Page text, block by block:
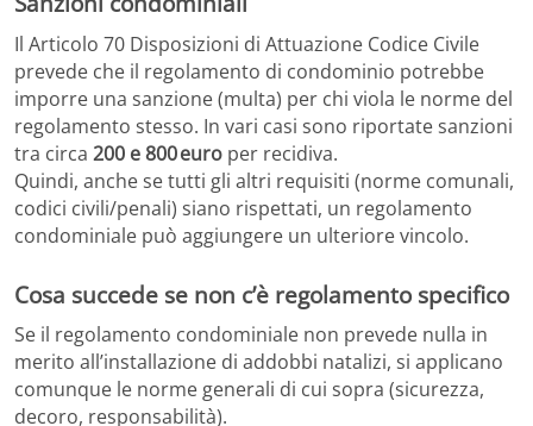
Il Articolo 70 Disposizioni di Attuazione Codice Civile
prevede che il regolamento di condominio potrebbe
imporre una sanzione (multa) per chi viola le norme del
regolamento stesso. In vari casi sono riportate sanzioni
tra circa 200 e 800 euro per recidiva.
Quindi, anche se tutti gli altri requisiti (norme comunali,
codici civili/penali) siano rispettati, un regolamento
condominiale può aggiungere un ulteriore vincolo.
Cosa succede se non c’è regolamento specifico
Se il regolamento condominiale non prevede nulla in
merito all’installazione di addobbi natalizi, si applicano
comunque le norme generali di cui sopra (sicurezza,
decoro, responsabilità).